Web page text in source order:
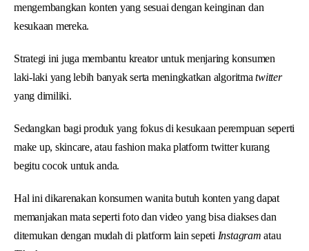
mengembangkan konten yang sesuai dengan keinginan dan
kesukaan mereka.
Strategi ini juga membantu kreator untuk menjaring konsumen
laki-laki yang lebih banyak serta meningkatkan algoritma twitter
yang dimiliki.
Sedangkan bagi produk yang fokus di kesukaan perempuan seperti
make up, skincare, atau fashion maka platform twitter kurang
begitu cocok untuk anda.
Hal ini dikarenakan konsumen wanita butuh konten yang dapat
memanjakan mata seperti foto dan video yang bisa diakses dan
ditemukan dengan mudah di platform lain sepeti Instagramatau